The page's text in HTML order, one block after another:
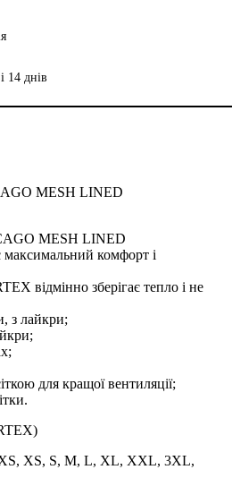
14 днів
MESH LINED
MESH LINED
комфорт і
відмінно зберігає тепло і не
з лайкри;
для кращої вентиляції;
XS, S, M, L, XL, XXL, 3XL,